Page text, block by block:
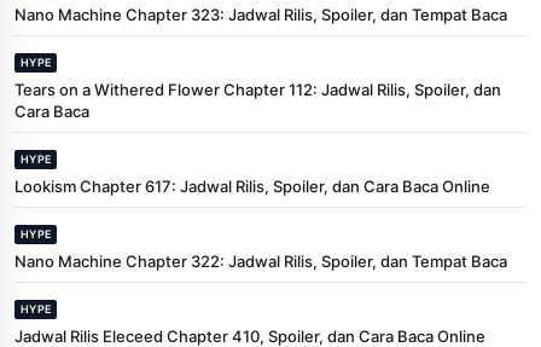
Nano Machine Chapter 323: Jadwal Rilis, Spoiler, dan Tempat Baca
HYPE
Tears on a Withered Flower Chapter 112: Jadwal Rilis, Spoiler, dan
Cara Baca
HYPE
Lookism Chapter 617: Jadwal Rilis, Spoiler, dan Cara Baca Online
HYPE
Nano Machine Chapter 322: Jadwal Rilis, Spoiler, dan Tempat Baca
HYPE
Jadwal Rilis Eleceed Chapter 410, Spoiler, dan Cara Baca Online